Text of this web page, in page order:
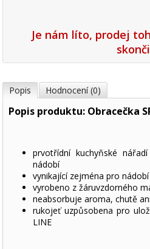
Je nám líto, prodej
Popis Hodnocení (0)
Popis produktu: Obracečka
prvotřídní kuchyňské
nádobí
vynikající zejména pro
vyrobeno z žáruvzdorného
neabsorbuje aroma, chutě
rukojeť uzpůsobena pro
LINE